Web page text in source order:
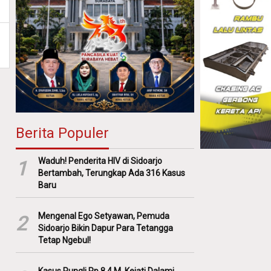
Berita Populer
1
Waduh! Penderita HIV di Sidoarjo
Bertambah, Terungkap Ada 316 Kasus
Baru
2
Mengenal Ego Setyawan, Pemuda
Sidoarjo Bikin Dapur Para Tetangga
Tetap Ngebul!